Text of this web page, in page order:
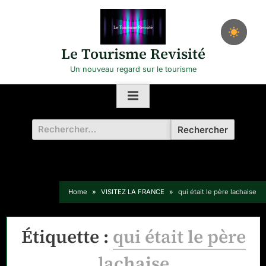
Le Tourisme Revisité
Un nouveau regard sur le tourisme
Rechercher :
Home VISITEZ LA FRANCE qui était le père lachaise
Étiquette : qui était le père